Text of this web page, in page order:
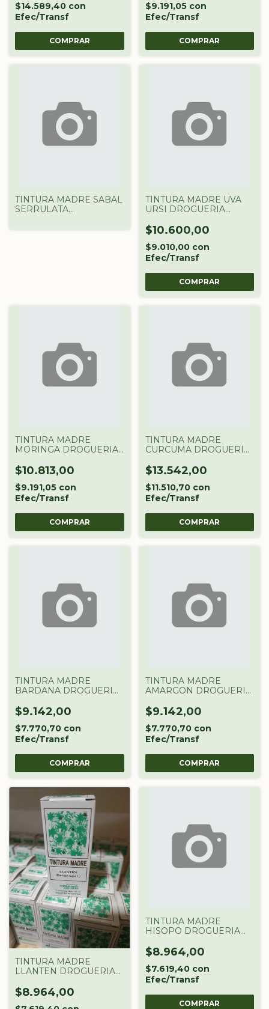
$14.589,40 con
Efec/Transf
$9.191,05 con
Efec/Transf
TINTURA MADRE SABAL
SERRULATA
TINTURA MADRE UVA
URSI DROGUERIA
$10.600,00
$9.010,00 con
Efec/Transf
TINTURA MADRE
MORINGA DROGUERIA
$10.813,00
$9.191,05 con
Efec/Transf
TINTURA MADRE
CURCUMA DROGUERIA
$13.542,00
$11.510,70 con
Efec/Transf
TINTURA MADRE
BARDANA DROGUERIA
$9.142,00
$7.770,70 con
Efec/Transf
TINTURA MADRE
AMARGON DROGUERIA
$9.142,00
$7.770,70 con
Efec/Transf
TINTURA MADRE
LLANTEN DROGUERIA
$8.964,00
TINTURA MADRE
HISOPO DROGUERIA
$8.964,00
$7.619,40 con
Efec/Transf